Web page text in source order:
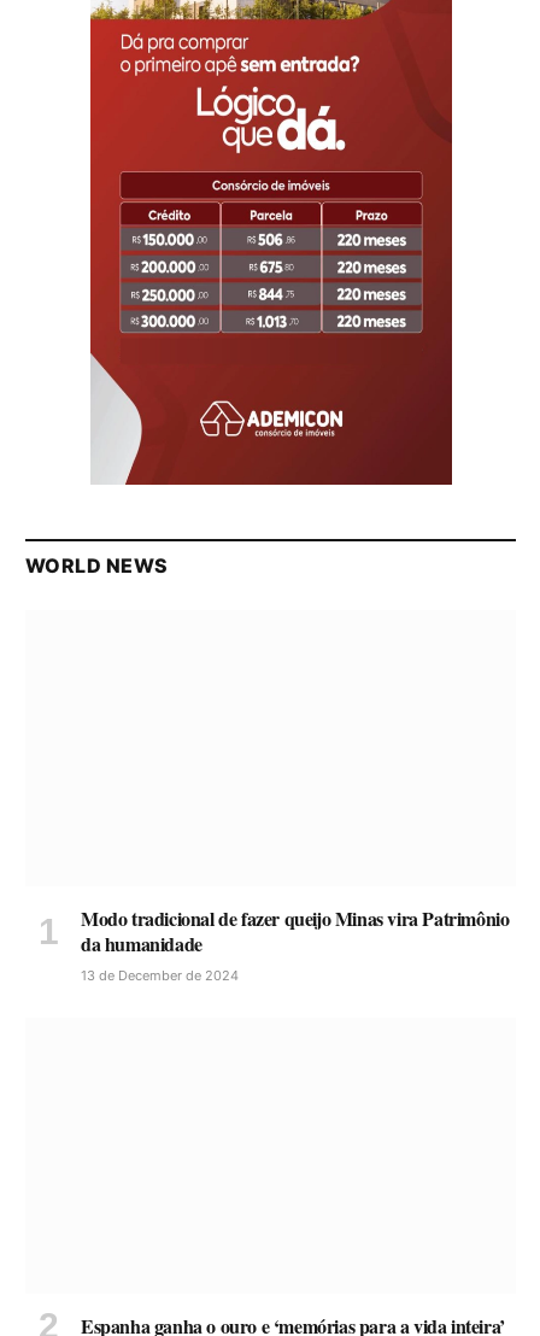
WORLD NEWS
Modo tradicional de fazer queijo Minas vira Patrimônio
da humanidade
13 de December de 2024
Espanha ganha o ouro e ‘memórias para a vida inteira’